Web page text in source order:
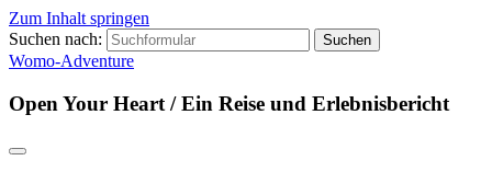
Zum Inhalt springen
Suchen nach:
Womo-Adventure
Open Your Heart / Ein Reise und Erlebnisbericht